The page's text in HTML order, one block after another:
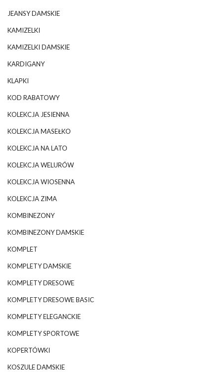
JEANSY DAMSKIE
KAMIZELKI
KAMIZELKI DAMSKIE
KARDIGANY
KLAPKI
KOD RABATOWY
KOLEKCJA JESIENNA
KOLEKCJA MASEŁKO
KOLEKCJA NA LATO
KOLEKCJA WELURÓW
KOLEKCJA WIOSENNA
KOLEKCJA ZIMA
KOMBINEZONY
KOMBINEZONY DAMSKIE
KOMPLET
KOMPLETY DAMSKIE
KOMPLETY DRESOWE
KOMPLETY DRESOWE BASIC
KOMPLETY ELEGANCKIE
KOMPLETY SPORTOWE
KOPERTÓWKI
KOSZULE DAMSKIE